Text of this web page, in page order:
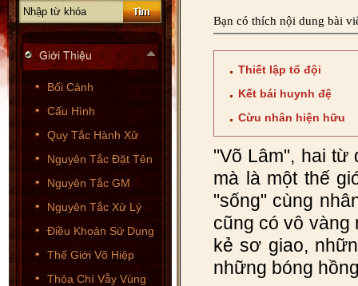
Giới Thiệu
Bối Cảnh
Cấu Hình
Quy Tắc Hành Xử
Nguyên Tắc Đặt Tên
Nguyên Tắc GM
Nguyên Tắc Xử Lý
Điều Khoản Sử Dụng
Thế Giới Võ Hiệp
Thỏa Chí Vẫy Vùng
Bạn có thích nội dung bài
Thiết lập tổ đội
Kết bái huynh đệ
Cừu nhân hiện hữu
"Võ Lâm", hai từ
mà là một thế
"sống" cùng
cũng có vô vàng
kẻ sơ giao,
những bóng